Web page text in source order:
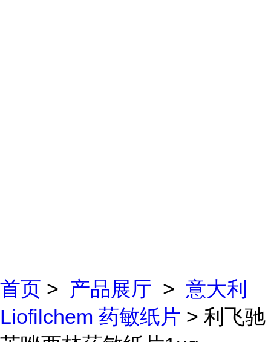
首页 > 产品展厅 > 意大利
Liofilchem 药敏纸片 > 利飞驰